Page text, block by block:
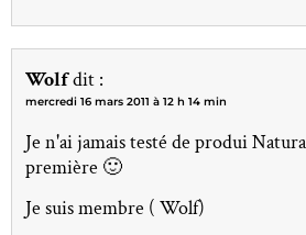
Wolfdit :
mercredi 16 mars 2011 à 12 h 14 min
Je n'ai jamais testé de produi
première 🙂
Je suis membre ( Wolf)